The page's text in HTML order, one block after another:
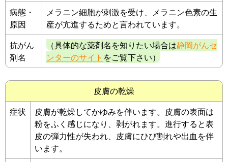
病態・
原因
メラニン細胞が刺激を受け、メラニン色素の生
産が亢進するためと言われています。
抗がん
剤名
（具体的な薬剤名を知りたい場合は静岡がんセ
ンターのサイト をご覧下さい）
皮膚の乾燥
症状
皮膚が乾燥してかゆみを伴います。皮膚の表面は
粉をふく感じになり、剥がれます。進行すると表
皮の弾力性が失われ、皮膚にひび割れや出血を伴
います。